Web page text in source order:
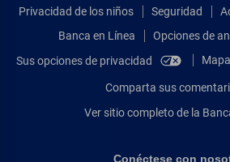
Privacidad de los niños
Seguridad
Banca en Línea
Opciones de
Sus opciones de privacidad
Comparta sus
Ver sitio completo de la
Conéctese con